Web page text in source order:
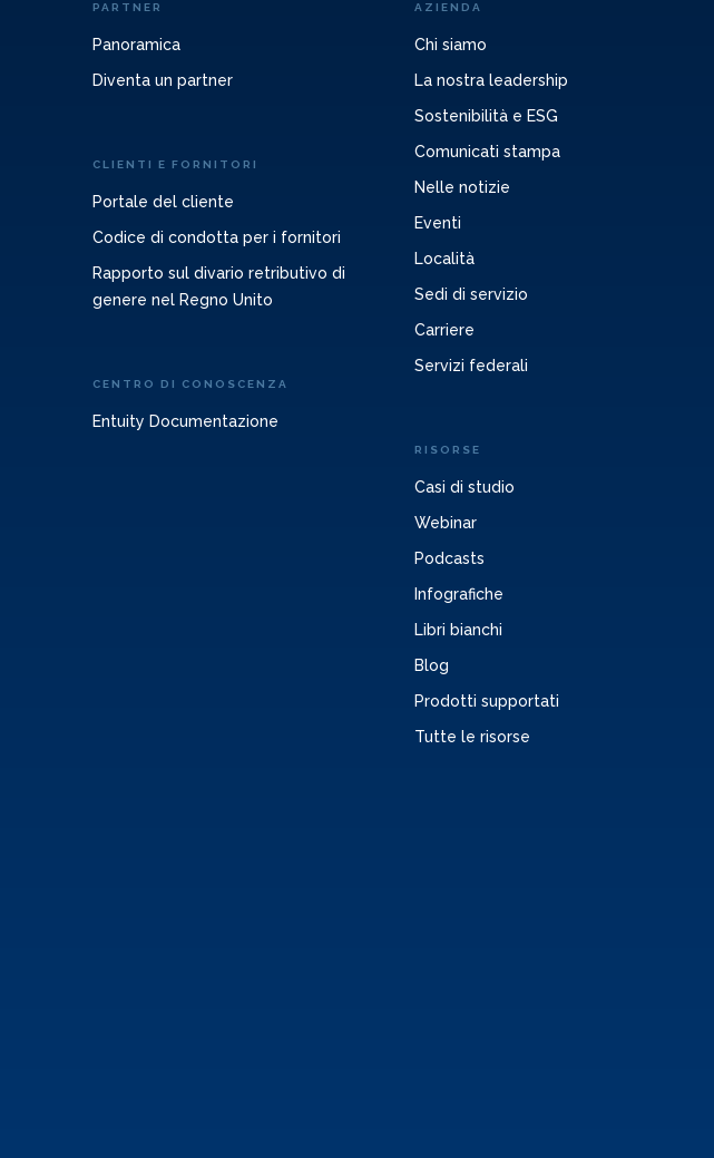
PARTNER
Panoramica
Diventa un partner
CLIENTI E FORNITORI
Portale del cliente
Codice di condotta per i fornitori
Rapporto sul divario retributivo di
genere nel Regno Unito
CENTRO DI CONOSCENZA
Entuity Documentazione
AZIENDA
Chi siamo
La nostra leadership
Sostenibilità e ESG
Comunicati stampa
Nelle notizie
Eventi
Località
Sedi di servizio
Carriere
Servizi federali
RISORSE
Casi di studio
Webinar
Podcasts
Infografiche
Libri bianchi
Blog
Prodotti supportati
Tutte le risorse